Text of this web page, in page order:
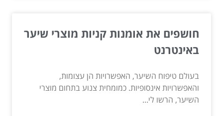
חושפים את אומנות קניות מוצרי שיער
באינטרנט
בעולם טיפוח השיער, האפשרויות הן עצומות,
והאפשרויות אינסופיות. כמומחית צנוע בתחום מוצרי
השיער, הרשו לי...